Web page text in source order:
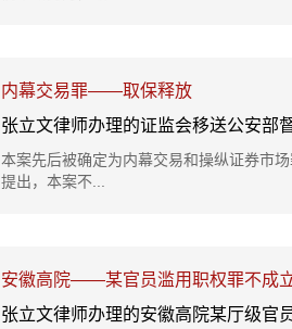
内幕交易罪——取保释放
本案先后被确定为内幕交易和操纵证券市
提出，本案不...
安徽高院——某官员滥用职权罪不成
张立文律师办理的安徽高院某厅级